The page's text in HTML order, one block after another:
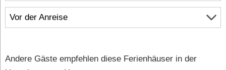
Vor der Anreise
Andere Gäste empfehlen diese Ferienhäuser in der